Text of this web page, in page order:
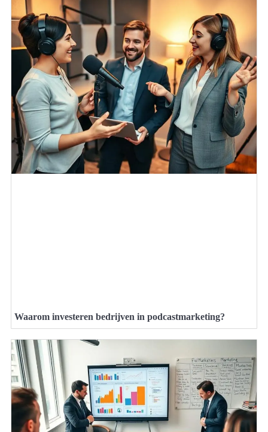
Waarom investeren bedrijven in podcastmarketing?